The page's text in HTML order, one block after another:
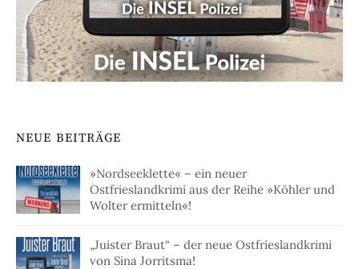
NEUE BEITRÄGE
»Nordseeklette« – ein neuer
Ostfrieslandkrimi aus der Reihe »Köhler und
Wolter ermitteln«!
„Juister Braut“ – der neue Ostfrieslandkrimi
von Sina Jorritsma!